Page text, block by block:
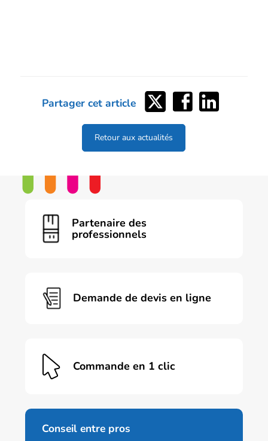
Partager cet article
Partager
sur
Twitter
Partager
sur
Facebook
Partager
sur
Retour aux actualités
Partenaire des
professionnels
Demande de devis en ligne
Commande en 1 clic
Conseil entre pros